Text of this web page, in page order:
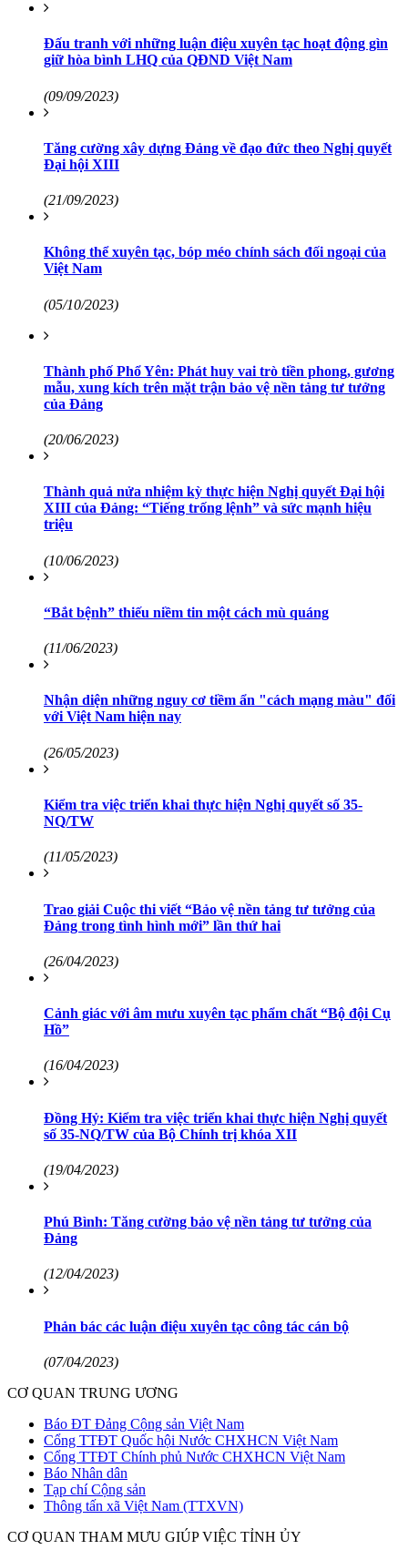
Đấu tranh với những luận điệu xuyên tạc hoạt động gìn
giữ hòa bình LHQ của QĐND Việt Nam
(09/09/2023)
Tăng cường xây dựng Đảng về đạo đức theo Nghị quyết
Đại hội XIII
(21/09/2023)
Không thể xuyên tạc, bóp méo chính sách đối ngoại của
Việt Nam
(05/10/2023)
Thành phố Phổ Yên: Phát huy vai trò tiền phong, gương
mẫu, xung kích trên mặt trận bảo vệ nền tảng tư tưởng
của Ðảng
(20/06/2023)
Thành quả nửa nhiệm kỳ thực hiện Nghị quyết Đại hội
XIII của Đảng: “Tiếng trống lệnh” và sức mạnh hiệu
triệu
(10/06/2023)
“Bắt bệnh” thiếu niềm tin một cách mù quáng
(11/06/2023)
Nhận diện những nguy cơ tiềm ẩn "cách mạng màu" đối
với Việt Nam hiện nay
(26/05/2023)
Kiểm tra việc triển khai thực hiện Nghị quyết số 35-
NQ/TW
(11/05/2023)
Trao giải Cuộc thi viết “Bảo vệ nền tảng tư tưởng của
Đảng trong tình hình mới” lần thứ hai
(26/04/2023)
Cảnh giác với âm mưu xuyên tạc phẩm chất “Bộ đội Cụ
Hồ”
(16/04/2023)
Đồng Hỷ: Kiểm tra việc triển khai thực hiện Nghị quyết
số 35-NQ/TW của Bộ Chính trị khóa XII
(19/04/2023)
Phú Bình: Tăng cường bảo vệ nền tảng tư tưởng của
Đảng
(12/04/2023)
Phản bác các luận điệu xuyên tạc công tác cán bộ
(07/04/2023)
CƠ QUAN TRUNG ƯƠNG
Báo ĐT Đảng Cộng sản Việt Nam
Cổng TTĐT Quốc hội Nước CHXHCN Việt Nam
Cổng TTĐT Chính phủ Nước CHXHCN Việt Nam
Báo Nhân dân
Tạp chí Cộng sản
Thông tấn xã Việt Nam (TTXVN)
CƠ QUAN THAM MƯU GIÚP VIỆC TỈNH ỦY